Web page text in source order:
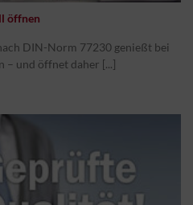
öffnen
DIN-Norm 77230 genießt bei
– und öffnet daher [...]